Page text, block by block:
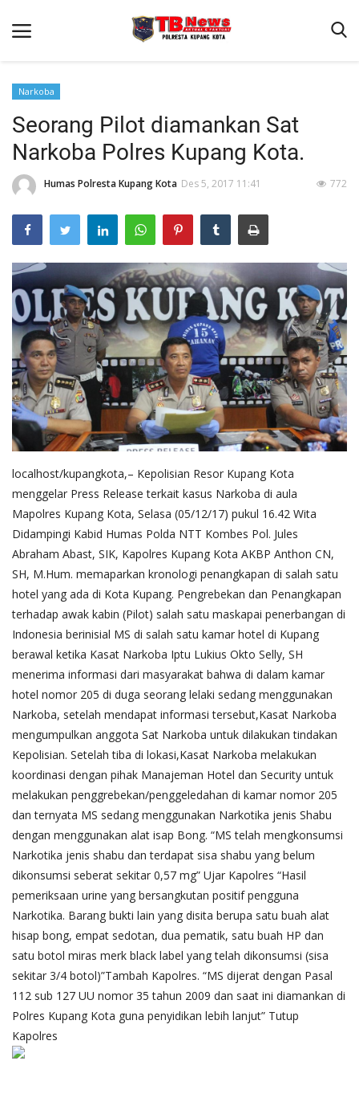
Beranda
Binkam
Terms & Conditions
Reskrim
Lantas
Mitra Polisi
Giat Ops
Polisi Kita
Narkoba
Seorang Pilot diamankan Sat
Narkoba Polres Kupang Kota.
Humas Polresta Kupang Kota Des 5, 2017 11:41 772
localhost/kupangkota,– Kepolisian Resor Kupang Kota
menggelar Press Release terkait kasus Narkoba di aula
Mapolres Kupang Kota, Selasa (05/12/17) pukul 16.42 Wita
Didampingi Kabid Humas Polda NTT Kombes Pol. Jules
Abraham Abast, SIK, Kapolres Kupang Kota AKBP Anthon CN,
SH, M.Hum. memaparkan kronologi penangkapan di salah satu
hotel yang ada di Kota Kupang. Pengrebekan dan Penangkapan
terhadap awak kabin (Pilot) salah satu maskapai penerbangan di
Indonesia berinisial MS di salah satu kamar hotel di Kupang
berawal ketika Kasat Narkoba Iptu Lukius Okto Selly, SH
menerima informasi dari masyarakat bahwa di dalam kamar
hotel nomor 205 di duga seorang lelaki sedang menggunakan
Narkoba, setelah mendapat informasi tersebut,Kasat Narkoba
mengumpulkan anggota Sat Narkoba untuk dilakukan tindakan
Kepolisian. Setelah tiba di lokasi,Kasat Narkoba melakukan
koordinasi dengan pihak Manajeman Hotel dan Security untuk
melakukan penggrebekan/penggeledahan di kamar nomor 205
dan ternyata MS sedang menggunakan Narkotika jenis Shabu
dengan menggunakan alat isap Bong. “MS telah mengkonsumsi
Narkotika jenis shabu dan terdapat sisa shabu yang belum
dikonsumsi seberat sekitar 0,57 mg” Ujar Kapolres “Hasil
pemeriksaan urine yang bersangkutan positif pengguna
Narkotika. Barang bukti lain yang disita berupa satu buah alat
hisap bong, empat sedotan, dua pematik, satu buah HP dan
satu botol miras merk black label yang telah dikonsumsi (sisa
sekitar 3/4 botol)”Tambah Kapolres. “MS dijerat dengan Pasal
112 sub 127 UU nomor 35 tahun 2009 dan saat ini diamankan di
Polres Kupang Kota guna penyidikan lebih lanjut” Tutup
Kapolres